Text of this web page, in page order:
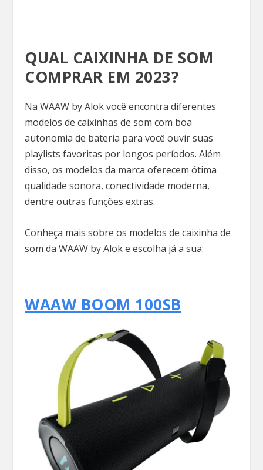
QUAL CAIXINHA DE SOM
COMPRAR EM 2023?
Na WAAW by Alok você encontra diferentes
modelos de caixinhas de som com boa
autonomia de bateria para você ouvir suas
playlists favoritas por longos períodos. Além
disso, os modelos da marca oferecem ótima
qualidade sonora, conectividade moderna,
dentre outras funções extras.
Conheça mais sobre os modelos de caixinha de
som da WAAW by Alok e escolha já a sua:
WAAW BOOM 100SB